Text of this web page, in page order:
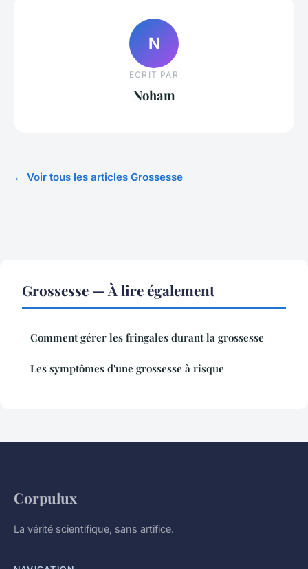
N
ECRIT PAR
Noham
← Voir tous les articles Grossesse
Grossesse — À lire également
Comment gérer les fringales durant la grossesse
Les symptômes d'une grossesse à risque
Corpulux
La vérité scientifique, sans artifice.